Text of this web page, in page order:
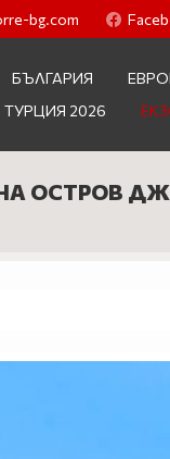
bg.com
БЪЛГАРИЯ
2026
ОСТРОВ